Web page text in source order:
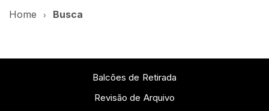
Home Busca
Balcões de Retirada
Revisão de Arquivo